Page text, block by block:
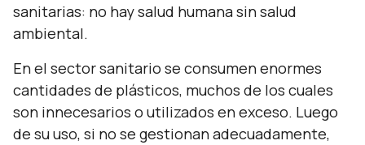
sanitarias: no hay salud humana sin salud
ambiental.
En el sector sanitario se consumen enormes
cantidades de plásticos, muchos de los cuales
son innecesarios o utilizados en exceso. Luego
de su uso, si no se gestionan adecuadamente,